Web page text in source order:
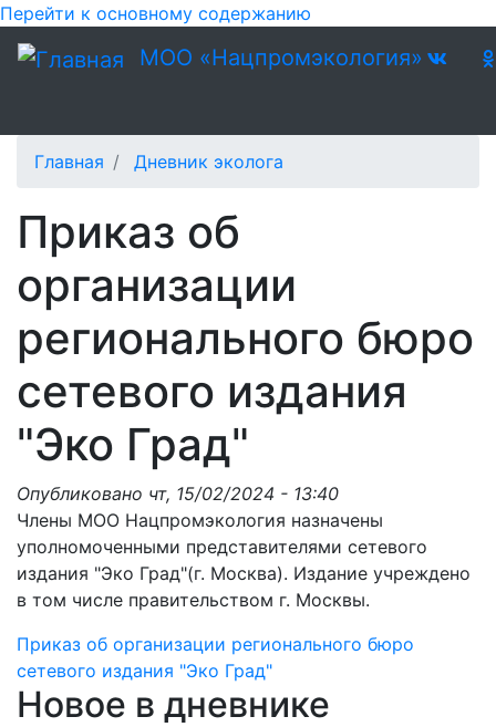
Перейти к основному содержанию
МОО «Нацпромэкология»
Главная Дневник эколога
Приказ об
организации
регионального бюро
сетевого издания
"Эко Град"
Опубликовано чт, 15/02/2024 - 13:40
Члены МОО Нацпромэкология назначены
уполномоченными представителями сетевого
издания "Эко Град"(г. Москва). Издание учреждено
в том числе правительством г. Москвы.
Приказ об организации регионального бюро
сетевого издания "Эко Град"
Новое в дневнике